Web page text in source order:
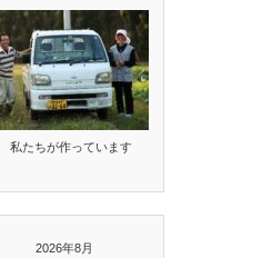
私たちが作っています
2026年8月